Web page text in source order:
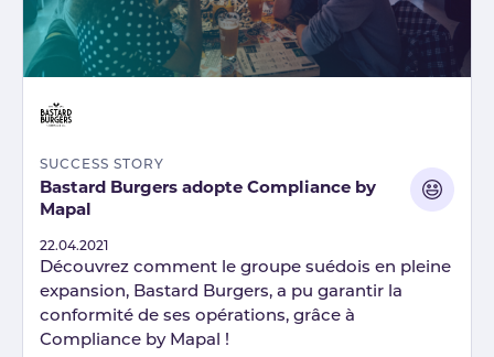
SUCCESS STORY
Bastard Burgers adopte Compliance by
Mapal
Published
22.04.2021
Découvrez comment le groupe suédois en pleine
expansion, Bastard Burgers, a pu garantir la
conformité de ses opérations, grâce à
Compliance by Mapal !